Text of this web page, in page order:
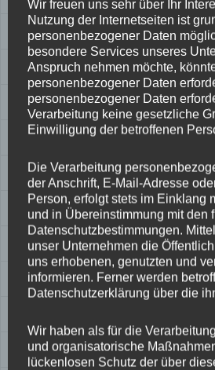
Breite 8.5
Design JR3
Durchmesser 19
42
Fertigung Einteilig
Hersteller JR
Lochkreis 5×108
Hinweis
Mittellochbohrung 72,6 mm
Wir freuen uns sehr über Ihr
Nutzung der Internetseiten ist
personenbezogener Daten
besondere Services unseres
Anspruch nehmen möchte,
personenbezogener Daten
personenbezogener Daten
Verarbeitung keine gesetzliche
Einwilligung der betroffenen
Die Verarbeitung
der Anschrift, E-Mail-Adresse
Person, erfolgt stets im Einklang
und in Übereinstimmung mit den
Datenschutzbestimmungen.
unser Unternehmen die
uns erhobenen, genutzten und
informieren. Ferner werden
Datenschutzerklärung über die
Wir haben als für die
und organisatorische
lückenlosen Schutz der über